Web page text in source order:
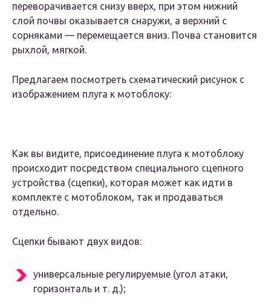
переворачивается снизу вверх, при этом нижний
слой почвы оказывается снаружи, а верхний с
сорняками — перемещается вниз. Почва становится
рыхлой, мягкой.
Предлагаем посмотреть схематический рисунок с
изображением плуга к мотоблоку:
Как вы видите, присоединение плуга к мотоблоку
происходит посредством специального сцепного
устройства (сцепки), которая может как идти в
комплекте с мотоблоком, так и продаваться
отдельно.
Сцепки бывают двух видов:
универсальные регулируемые (угол атаки,
горизонталь и т. д.);